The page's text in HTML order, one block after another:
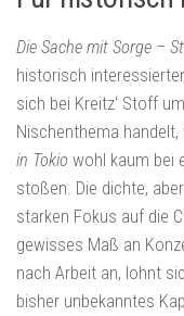
Die Sache mit Sorge –
historisch
sich bei Kreitz‘ Stoff
Nischenthema handelt,
in Tokio wohl kaum bei
stoßen. Die dichte,
starken Fokus auf die
gewisses Maß an
nach Arbeit an, lohnt
bisher unbekanntes